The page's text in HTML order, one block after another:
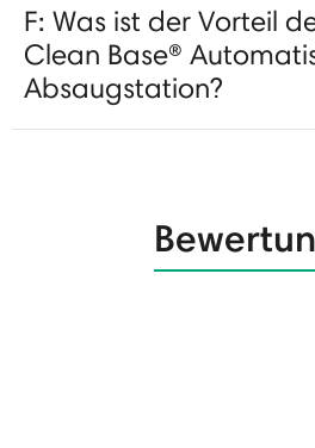
F: Was ist der Vorteil
Clean Base®
Absaugstation?